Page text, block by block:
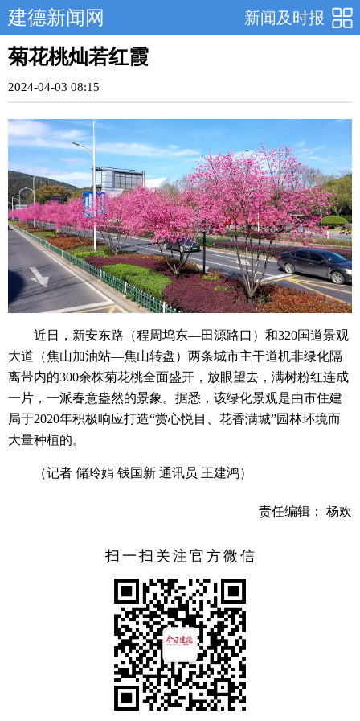
新闻及时报
建德新闻网
菊花桃灿若红霞
2024-04-03 08:15
近日，新安东路（程周坞东—田源路口）和320国道景观
大道（焦山加油站—焦山转盘）两条城市主干道机非绿化隔
离带内的300余株菊花桃全面盛开，放眼望去，满树粉红连成
一片，一派春意盎然的景象。据悉，该绿化景观是由市住建
局于2020年积极响应打造“赏心悦目、花香满城”园林环境而
大量种植的。
（记者 储玲娟 钱国新 通讯员 王建鸿）
责任编辑： 杨欢
扫一扫关注官方微信